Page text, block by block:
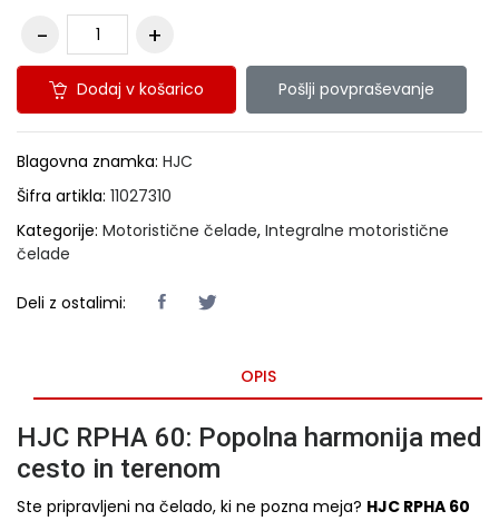
Dodaj v košarico Pošlji povpraševanje
Blagovna znamka: HJC
Šifra artikla: 11027310
Kategorije: Motoristične čelade, Integralne motoristične
čelade
Deli z ostalimi:
OPIS
HJC RPHA 60: Popolna harmonija med
cesto in terenom
Ste pripravljeni na čelado, ki ne pozna meja? HJC RPHA 60